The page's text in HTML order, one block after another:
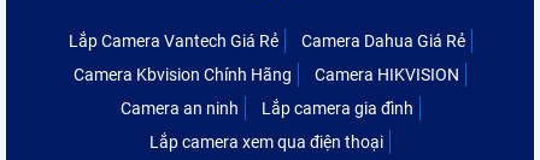
Lắp Camera Vantech Giá Rẻ
Camera Dahua Giá Rẻ
Camera Kbvision Chính Hãng
Camera HIKVISION
Camera an ninh
Lắp camera gia đình
Lắp camera xem qua điện thoại